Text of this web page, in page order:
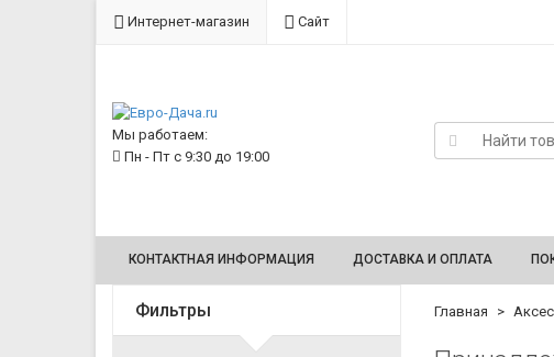
Интернет-магазин Сайт
Мы работаем:
Пн - Пт с 9:30 до 19:00
КОНТАКТНАЯ ИНФОРМАЦИЯ ДОСТАВКА И ОПЛАТА
Фильтры Главная